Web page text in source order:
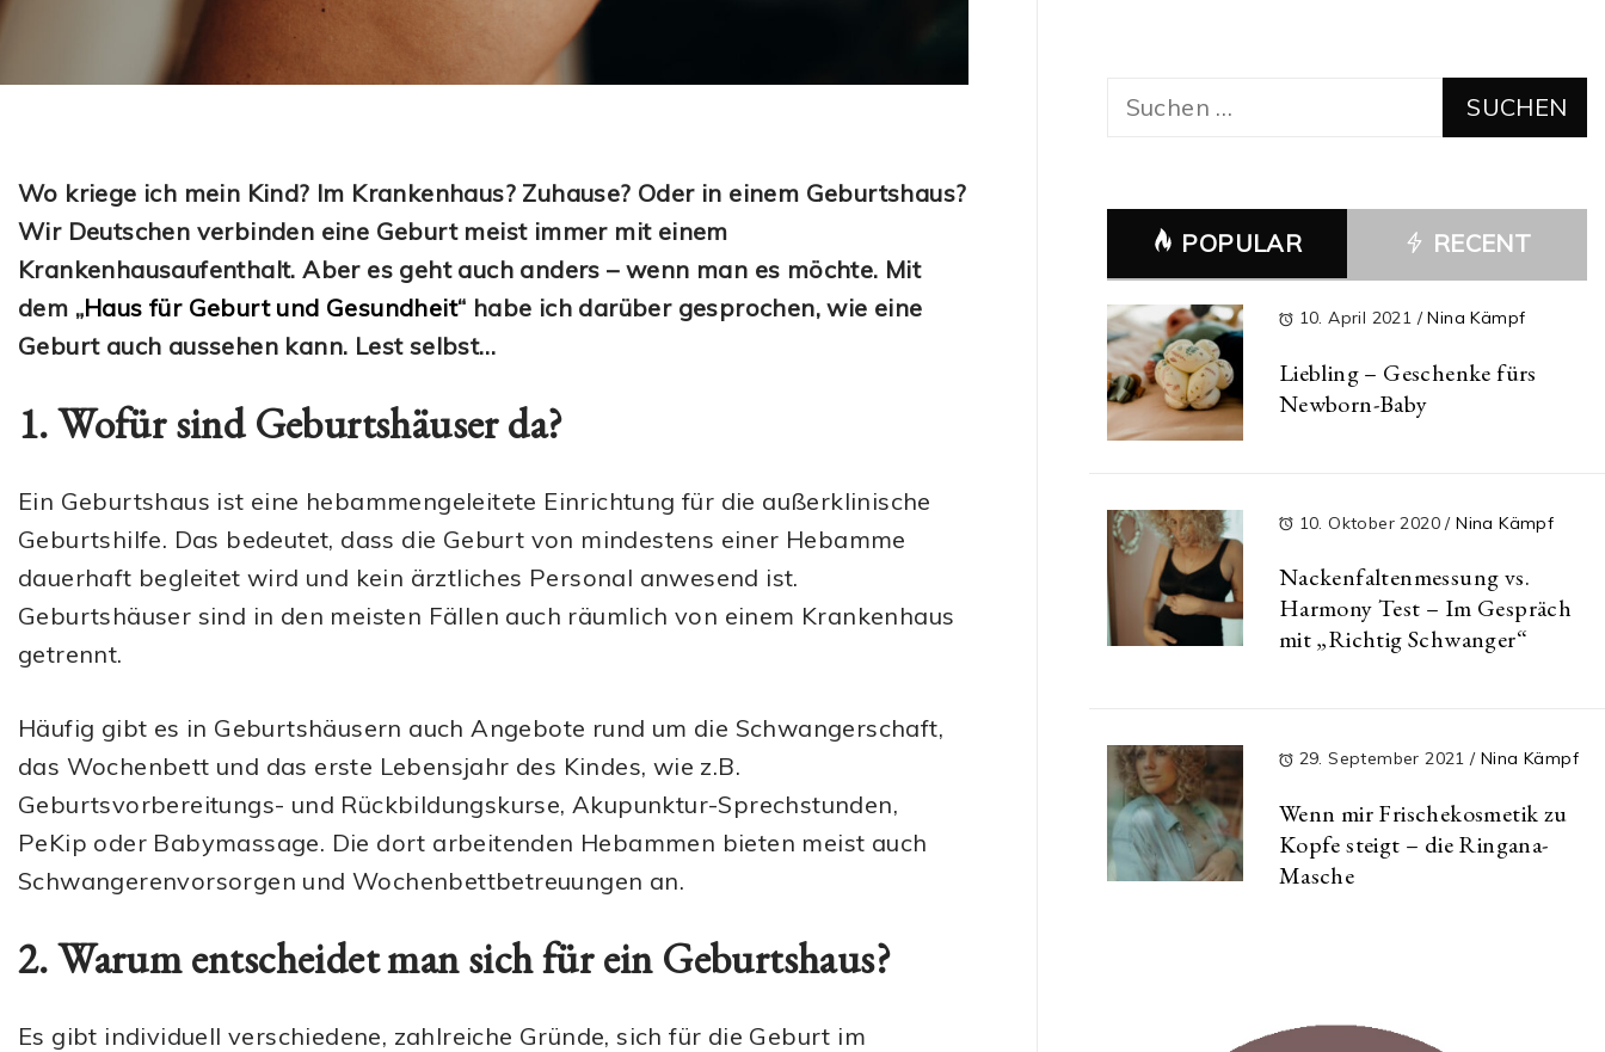
Wo kriege ich mein Kind? Im Krankenhaus? Zuhause? Oder in einem Geburtshaus?
Wir Deutschen verbinden eine Geburt meist immer mit einem
Krankenhausaufenthalt. Aber es geht auch anders – wenn man es möchte. Mit
dem „Haus für Geburt und Gesundheit“ habe ich darüber gesprochen, wie eine
Geburt auch aussehen kann. Lest selbst…
1. Wofür sind Geburtshäuser da?
Ein Geburtshaus ist eine hebammengeleitete Einrichtung für die außerklinische
Geburtshilfe. Das bedeutet, dass die Geburt von mindestens einer Hebamme
dauerhaft begleitet wird und kein ärztliches Personal anwesend ist.
Geburtshäuser sind in den meisten Fällen auch räumlich von einem Krankenhaus
getrennt.
Häufig gibt es in Geburtshäusern auch Angebote rund um die Schwangerschaft,
das Wochenbett und das erste Lebensjahr des Kindes, wie z.B.
Geburtsvorbereitungs- und Rückbildungskurse, Akupunktur-Sprechstunden,
PeKip oder Babymassage. Die dort arbeitenden Hebammen bieten meist auch
Schwangerenvorsorgen und Wochenbettbetreuungen an.
2. Warum entscheidet man sich für ein Geburtshaus?
Es gibt individuell verschiedene, zahlreiche Gründe, sich für die Geburt im
Suchen
POPULAR RECENT
10. April 2021 / Nina Kämpf
Liebling – Geschenke fürs
Newborn-Baby
10. Oktober 2020/ Nina Kämpf
Nackenfaltenmessung vs.
Harmony Test – Im Gespräch
mit „Richtig Schwanger“
29. September 2021/ Nina Kämpf
Wenn mir Frischekosmetik zu
Kopfe steigt – die Ringana-
Masche